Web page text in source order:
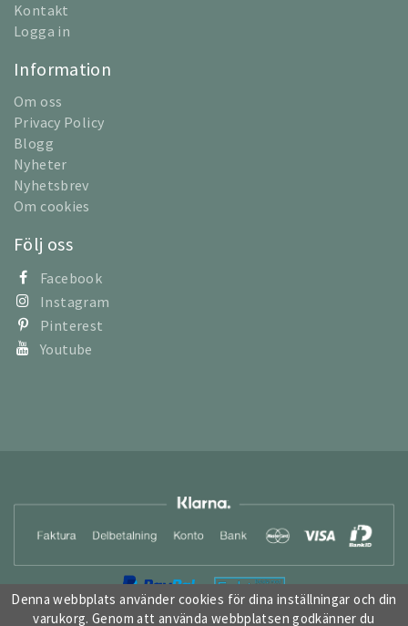
Kontakt
Logga in
Information
Om oss
Privacy Policy
Blogg
Nyheter
Nyhetsbrev
Om cookies
Följ oss
Facebook
Instagram
Pinterest
Youtube
Denna webbplats använder cookies för dina inställningar och din
varukorg. Genom att använda webbplatsen godkänner du